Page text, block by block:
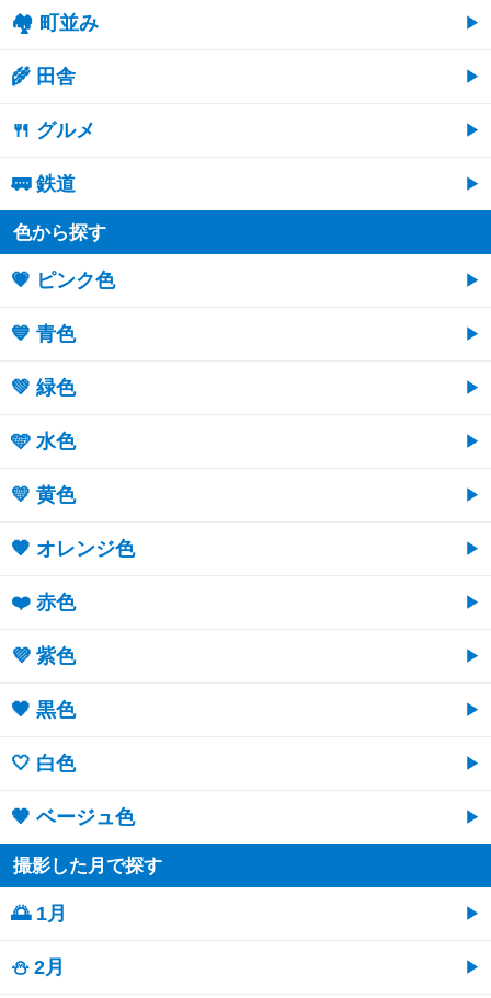
🏘 町並み
🌾 田舎
🍴 グルメ
🚃 鉄道
色から探す
💗 ピンク色
💙 青色
💚 緑色
🩵 水色
💛 黄色
🧡 オレンジ色
❤️ 赤色
💜 紫色
🖤 黒色
🤍 白色
🤎 ベージュ色
撮影した月で探す
🌅 1月
⛄ 2月